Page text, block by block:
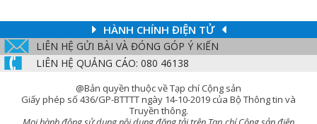
HÀNH CHÍNH ĐIỆN TỬ
LIÊN HỆ GỬI BÀI VÀ ĐÓNG GÓP Ý KIẾN
LIÊN HỆ QUẢNG CÁO: 080 46138
@Bản quyền thuộc về Tạp chí Cộng sản
Giấy phép số 436/GP-BTTTT ngày 14-10-2019 của Bộ Thông tin và
Truyền thông.